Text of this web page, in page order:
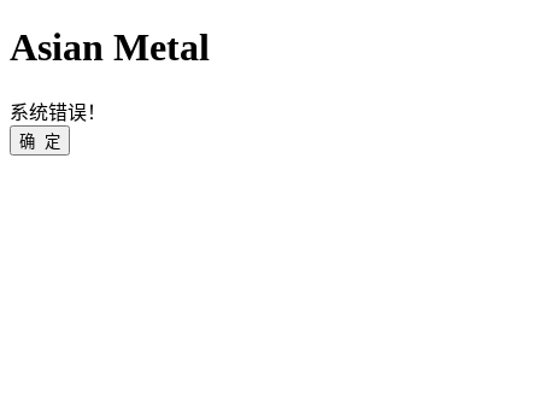
Asian Metal
系统错误！